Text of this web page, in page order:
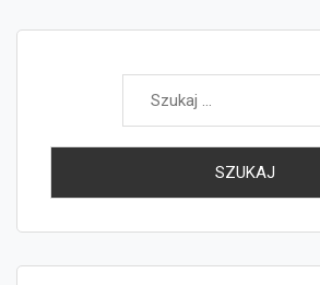
Szukaj: